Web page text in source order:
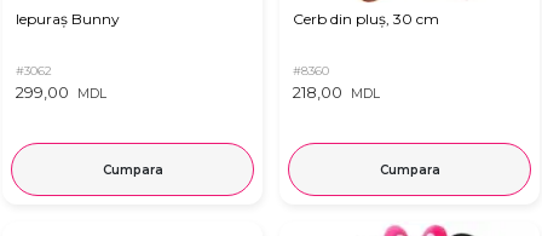
Iepuraș Bunny
#3062
299,00 MDL
Cumpara
Cerb din pluș, 30 cm
#8360
218,00 MDL
Cumpara